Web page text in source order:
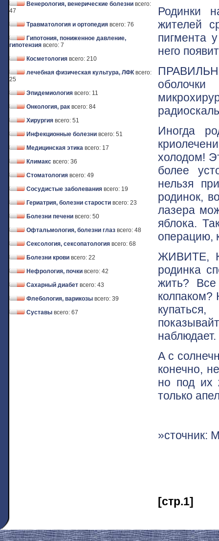
Венерология, венерические болезни всего:
47
Травматология и ортопедия всего: 76
Гипотония, пониженное давление,
гипотензия всего: 7
Косметология всего: 210
лечебная физическая культура, ЛФК всего:
25
Эпидемиология всего: 11
Онкология, рак всего: 84
Хирургия всего: 51
Инфекционные болезни всего: 51
Медицинская этика всего: 17
Климакс всего: 36
Стоматология всего: 49
Сосудистые заболевания всего: 19
Гериатрия, болезни старости всего: 23
Болезни печени всего: 50
Офтальмология, болезни глаз всего: 48
Сексология, сексопатология всего: 68
Болезни крови всего: 22
Нефрология, почки всего: 42
Сахарный диабет всего: 43
Флебология, варикозы всего: 39
Суставы всего: 67
Родинки
жителей
пигмента
него
Иногда
холодом!
более
нельзя
родинок,
лазера
яблока.
операцию,
ЖИВИТЕ,
родинка
жить?
колпаком?
наблюдает.
А с
конечно,
но под их
только
»сточник:
[стр.1]